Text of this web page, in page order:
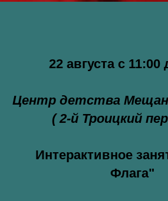
22 августа с 11:00
Центр детства
( 2-й Троицкий
Интерактивное
Флага"